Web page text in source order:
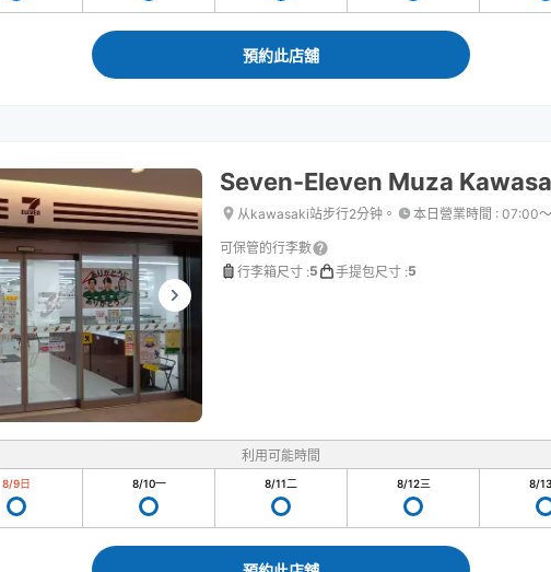
預約此店舖
Seven-Eleven Muza
从kawasaki站步行2分钟。 本日營業時間 : 07:00
可保管的行李數
行李箱尺寸 :5 手提包尺寸 :5
利用可能時間
8/9日 8/10一 8/11二 8/12三 8/13